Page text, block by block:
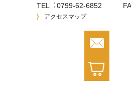
TEL︓0799-62-6852
アクセスマップ